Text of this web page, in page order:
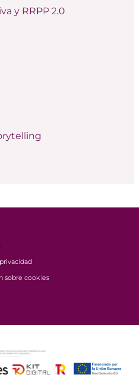
y RRPP 2.0
sobre cookies